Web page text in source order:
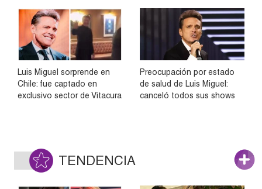
Luis Miguel sorprende en
Chile: fue captado en
exclusivo sector de Vitacura
Preocupación por estado
de salud de Luis Miguel:
canceló todos sus shows
TENDENCIA